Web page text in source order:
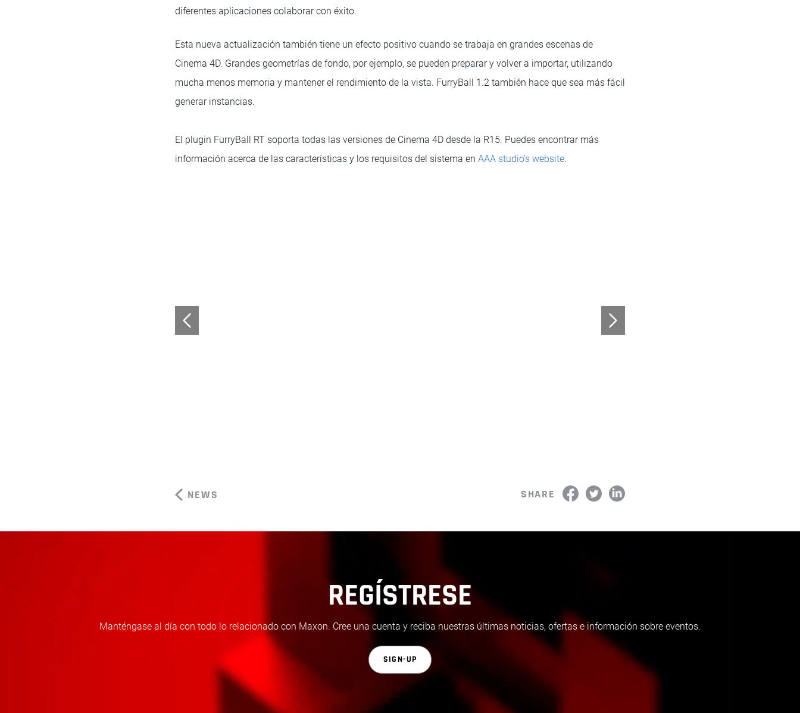
diferentes aplicaciones colaborar con éxito.
Esta nueva actualización también tiene un efecto positivo cuando se trabaja en grandes escenas de
Cinema 4D. Grandes geometrías de fondo, por ejemplo, se pueden preparar y volver a importar, utilizando
mucha menos memoria y mantener el rendimiento de la vista. FurryBall 1.2 también hace que sea más fácil
generar instancias.
El plugin FurryBall RT soporta todas las versiones de Cinema 4D desde la R15. Puedes encontrar más
información acerca de las características y los requisitos del sistema en AAA studio’s website.
NEWS SHARE
REGÍSTRESE
Manténgase al día con todo lo relacionado con Maxon. Cree una cuenta y reciba nuestras últimas noticias, ofertas e información sobre eventos.
SIGN-UP